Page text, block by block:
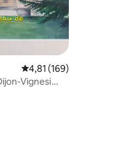
Keskmine hinnang
4,81 (169)
Vignesi